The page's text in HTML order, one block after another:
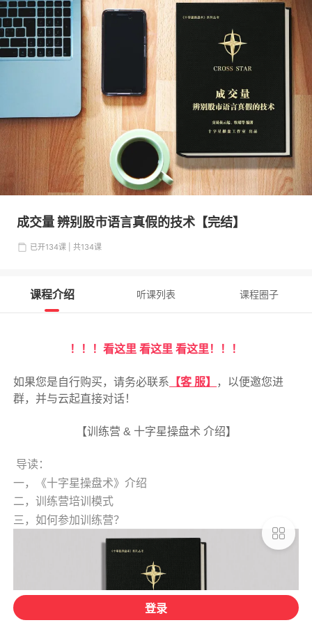
成交量 辨别股市语言真假的技术【完结】
已开134课 | 共134课
课程介绍 听课列表 课程圈子
！！！看这里 看这里 看这里！！！
如果您是自行购买，请务必联系 【客 服】
，以便邀您进
群，并与云起直接对话！
【训练营 & 十字星操盘术 介绍】
​ 导读：
一，《十字星操盘术》介绍
二，训练营培训模式
三，如何参加训练营？
登录